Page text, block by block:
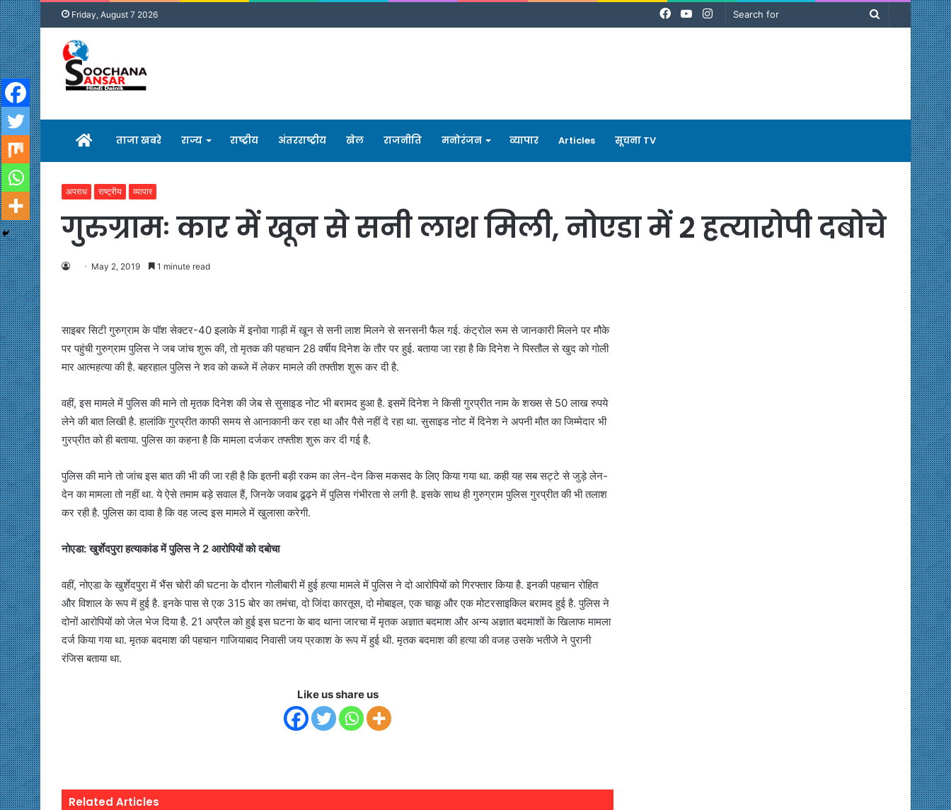
Friday, August 7 2026
Search
Instagram
YouTube
Facebook
होम ताजा खबरे राज्य राष्ट्रीय अंतरराष्ट्रीय खेल राजनीति मनोरंजन व्यापार Articles सूचना TV
अपराध राष्ट्रीय व्यापार
गुरुग्रामः कार में खून से सनी लाश मिली, नोएडा में 2 हत्यारोपी दबोचे
May 2, 2019 1 minute read
साइबर सिटी गुरुग्राम के पॉश सेक्टर-40 इलाके में इनोवा गाड़ी में खून से सनी लाश मिलने से सनसनी फैल गई. कंट्रोल रूम से जानकारी मिलने पर मौके
पर पहुंची गुरुग्राम पुलिस ने जब जांच शुरू की, तो मृतक की पहचान 28 वर्षीय दिनेश के तौर पर हुई. बताया जा रहा है कि दिनेश ने पिस्तौल से खुद को गोली
मार आत्महत्या की है. बहरहाल पुलिस ने शव को कब्जे में लेकर मामले की तफ्तीश शुरू कर दी है.
वहीं, इस मामले में पुलिस की माने तो मृतक दिनेश की जेब से सुसाइड नोट भी बरामद हुआ है. इसमें दिनेश ने किसी गुरप्रीत नाम के शख्स से 50 लाख रुपये
लेने की बात लिखी है. हालांकि गुरप्रीत काफी समय से आनाकानी कर रहा था और पैसे नहीं दे रहा था. सुसाइड नोट में दिनेश ने अपनी मौत का जिम्मेदार भी
गुरप्रीत को ही बताया. पुलिस का कहना है कि मामला दर्जकर तफ्तीश शुरू कर दी गई है.
पुलिस की माने तो जांच इस बात की भी की जा रही है कि इतनी बड़ी रकम का लेन-देन किस मकसद के लिए किया गया था. कही यह सब सट्टे से जुड़े लेन-
देन का मामला तो नहीं था. ये ऐसे तमाम बड़े सवाल हैं, जिनके जवाब ढूढ़ने में पुलिस गंभीरता से लगी है. इसके साथ ही गुरुग्राम पुलिस गुरप्रीत की भी तलाश
कर रही है. पुलिस का दावा है कि वह जल्द इस मामले में खुलासा करेगी.
नोएडा: खुर्शेदपुरा हत्याकांड में पुलिस ने 2 आरोपियों को दबोचा
वहीं, नोएडा के खुर्शेदपुरा में भैंस चोरी की घटना के दौरान गोलीबारी में हुई हत्या मामले में पुलिस ने दो आरोपियों को गिरफ्तार किया है. इनकी पहचान रोहित
और विशाल के रूप में हुई है. इनके पास से एक 315 बोर का तमंचा, दो जिंदा कारतूस, दो मोबाइल, एक चाकू और एक मोटरसाइकिल बरामद हुई है. पुलिस ने
दोनों आरोपियों को जेल भेज दिया है. 21 अप्रैल को हुई इस घटना के बाद थाना जारचा में मृतक अज्ञात बदमाश और अन्य अज्ञात बदमाशों के खिलाफ मामला
दर्ज किया गया था. मृतक बदमाश की पहचान गाजियाबाद निवासी जय प्रकाश के रूप में हुई थी. मृतक बदमाश की हत्या की वजह उसके भतीजे ने पुरानी
रंजिस बताया था.
Like us share us
Related Articles